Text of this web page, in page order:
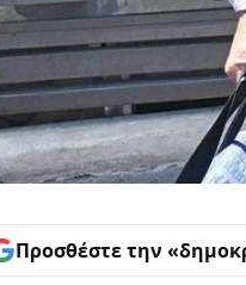
Προσθέστε την